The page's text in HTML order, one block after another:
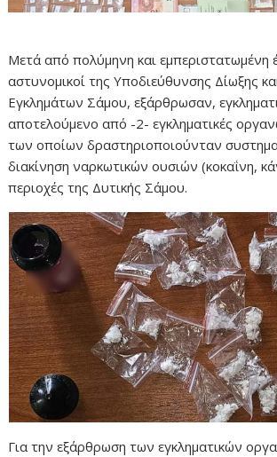
Μετά από πολύμηνη και εμπεριστατωμένη
αστυνομικοί της Υποδιεύθυνσης Δίωξης
Εγκλημάτων Σάμου, εξάρθρωσαν,
αποτελούμενο από -2- εγκληματικές
των οποίων δραστηριοποιούνταν
διακίνηση ναρκωτικών ουσιών (κοκαΐνη,
περιοχές της Δυτικής Σάμου.
Για την εξάρθρωση των εγκληματικών